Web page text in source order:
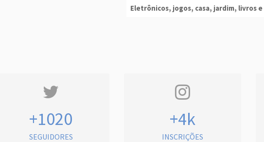
Eletrônicos, jogos, casa, jardim, livros e
+1020
SEGUIDORES
+4k
INSCRIÇÕES